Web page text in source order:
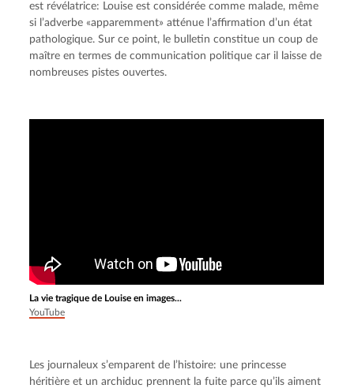
est révélatrice: Louise est considérée comme malade, même
si l’adverbe «apparemment» atténue l’affirmation d’un état
pathologique. Sur ce point, le bulletin constitue un coup de
maître en termes de communication politique car il laisse de
nombreuses pistes ouvertes.
La vie tragique de Louise en images...
YouTube
Les journaleux s’emparent de l’histoire: une princesse
héritière et un archiduc prennent la fuite parce qu’ils aiment